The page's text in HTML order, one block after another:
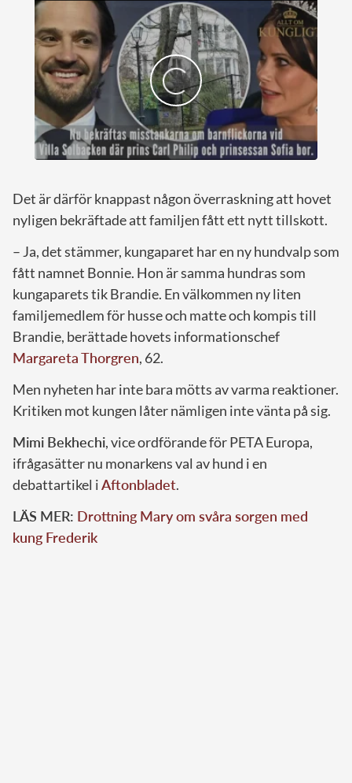
Det är därför knappast någon överraskning att hovet
nyligen bekräftade att familjen fått ett nytt tillskott.
– Ja, det stämmer, kungaparet har en ny hundvalp som
fått namnet Bonnie. Hon är samma hundras som
kungaparets tik Brandie. En välkommen ny liten
familjemedlem för husse och matte och kompis till
Brandie, berättade hovets informationschef
Margareta Thorgren, 62.
Men nyheten har inte bara mötts av varma reaktioner.
Kritiken mot kungen låter nämligen inte vänta på sig.
Mimi Bekhechi, vice ordförande för PETA Europa,
ifrågasätter nu monarkens val av hund i en
debattartikel iAftonbladet.
LÄS MER: Drottning Mary om svåra sorgen med
kung Frederik